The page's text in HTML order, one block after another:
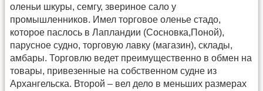
оленьи шкуры, семгу, звериное сало у
промышленников. Имел торговое оленье стадо,
которое паслось в Лапландии (Сосновка,Поной),
парусное судно, торговую лавку (магазин), склады,
амбары. Торговлю ведет преимущественно в обмен на
товары, привезенные на собственном судне из
Архангельска. Второй – вел дело в меньших размерах